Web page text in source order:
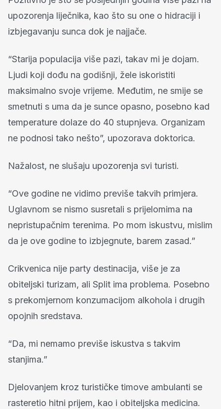
upozorenja liječnika, kao što su one o hidraciji i
izbjegavanju sunca dok je najjače.
“Starija populacija više pazi, takav mi je dojam.
Ljudi koji dođu na godišnji, žele iskoristiti
maksimalno svoje vrijeme. Međutim, ne smije se
smetnuti s uma da je sunce opasno, posebno kad
temperature dolaze do 40 stupnjeva. Organizam
ne podnosi tako nešto”, upozorava doktorica.
Nažalost, ne slušaju upozorenja svi turisti.
“Ove godine ne vidimo previše takvih primjera.
Uglavnom se nismo susretali s prijelomima na
nepristupačnim terenima. Po mom iskustvu, mislim
da je ove godine to izbjegnute, barem zasad.”
Crikvenica nije party destinacija, više je za
obiteljski turizam, ali Split ima problema. Posebno
s prekomjernom konzumacijom alkohola i drugih
opojnih sredstava.
“Da, mi nemamo previše iskustva s takvim
stanjima.”
Djelovanjem kroz turističke timove ambulanti se
rasteretio hitni prijem, kao i obiteljska medicina.